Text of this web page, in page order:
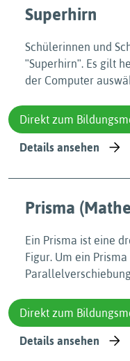
Superhirn
Schülerinnen und
ʺSuperhirnʺ. Es gilt
der Computer
Direkt zum
Details ansehen
Prisma
Ein Prisma ist eine
Figur. Um ein
Direkt zum
Details ansehen